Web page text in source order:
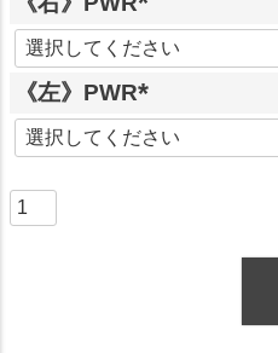
(
必
須
)
《左》PWR
(
必